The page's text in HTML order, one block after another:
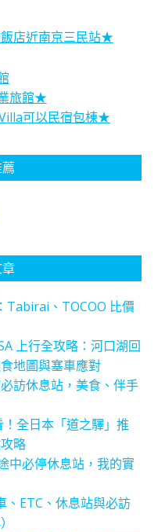
飯店近南京三民站★
旅館★
可以民宿包棟★
Tabirai、TOCOO 比價
上行全攻略：河口湖回
地圖與塞車應對
訪休息站，美食、伴手
！全日本「道之驛」推
略
中必停休息站，我的實
、ETC、休息站與必訪